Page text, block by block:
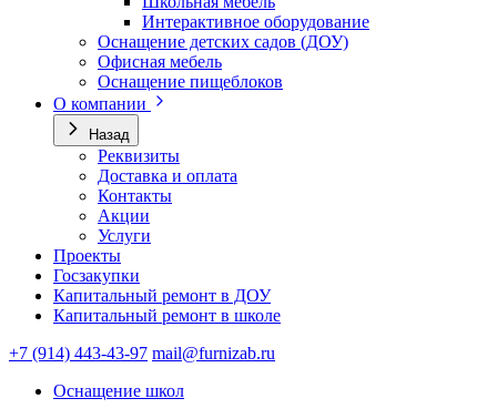
Интерактивное оборудование
Оснащение детских садов (ДОУ)
Офисная мебель
Оснащение пищеблоков
О компании
Назад
Реквизиты
Доставка и оплата
Контакты
Акции
Услуги
Проекты
Госзакупки
Капитальный ремонт в ДОУ
Капитальный ремонт в школе
+7 (914) 443-43-97 mail@furnizab.ru
Оснащение школ